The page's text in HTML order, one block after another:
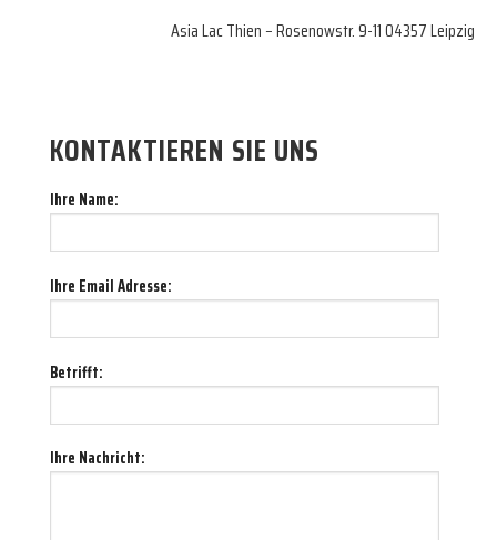
Asia Lac Thien – Rosenowstr. 9-11 04357 Leipzig
KONTAKTIEREN SIE UNS
Ihre Name:
Ihre Email Adresse:
Betrifft:
Ihre Nachricht: